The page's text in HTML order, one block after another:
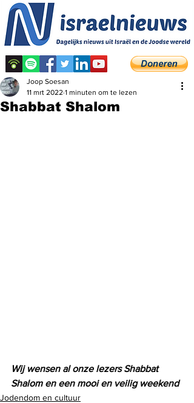
Shabbat Shalom
Joop Soesan
11 mrt 2022 1 minuten om te lezen
Wij wensen al onze lezers Shabbat
Shalom en een mooi en veilig weekend
Jodendom en cultuur